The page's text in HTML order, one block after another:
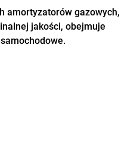
amortyzatorów gazowych,
jakości, obejmuje